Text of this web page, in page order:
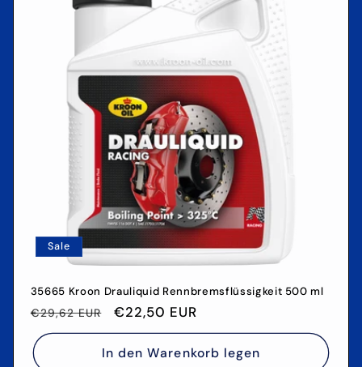
Sale
35665 Kroon Drauliquid Rennbremsflüssigkeit 500 ml
Normaler
Preis
€29,62 EUR Verkaufspreis
€22,50 EUR
In den Warenkorb legen